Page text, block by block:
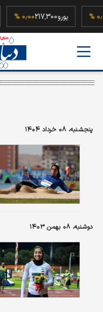
۰٫۰۰ % یورو217,300 ۰٫۰۰ %
پنجشنبه، ۰۸ خرداد ۱۴۰۴
دوشنبه، ۰۸ بهمن ۱۴۰۳